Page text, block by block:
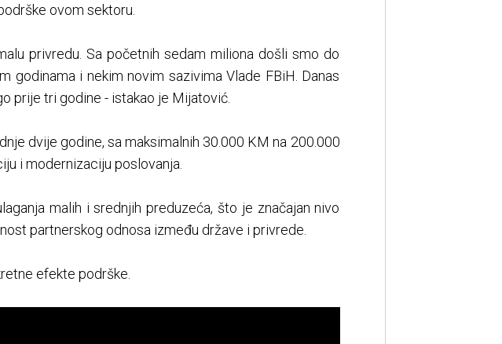
ovom sektoru.
privredu. Sa početnih sedam miliona došli smo do
i nekim novim sazivima Vlade FBiH. Danas
prije tri godine - istakao je Mijatović.
dvije godine, sa maksimalnih 30.000 KM na 200.000
i modernizaciju poslovanja.
malih i srednjih preduzeća, što je značajan nivo
partnerskog odnosa između države i privrede.
efekte podrške.